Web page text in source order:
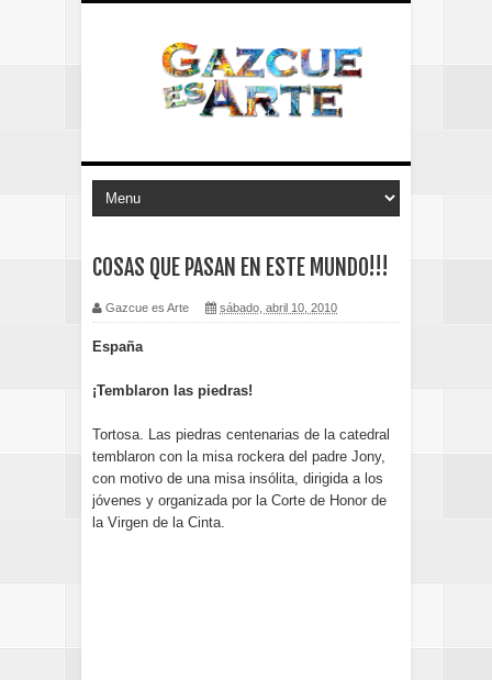
COSAS QUE PASAN EN ESTE MUNDO!!!
Gazcue es Arte sábado, abril 10, 2010
España
¡Temblaron las piedras!
Tortosa. Las piedras centenarias de la catedral
temblaron con la misa rockera del padre Jony,
con motivo de una misa insólita, dirigida a los
jóvenes y organizada por la Corte de Honor de
la Virgen de la Cinta.